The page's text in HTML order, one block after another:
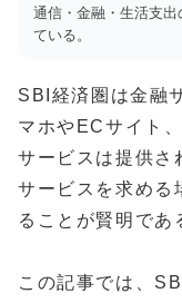
通信・金融・生活支
ている。
SBI経済圏は金融
マホやECサイト
サービスは提供さ
サービスを求める
ることが賢明であ
この記事では、